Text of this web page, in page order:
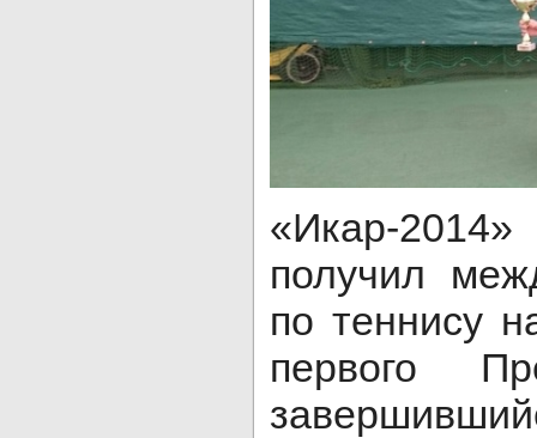
«Икар-
получил
по теннису
первого